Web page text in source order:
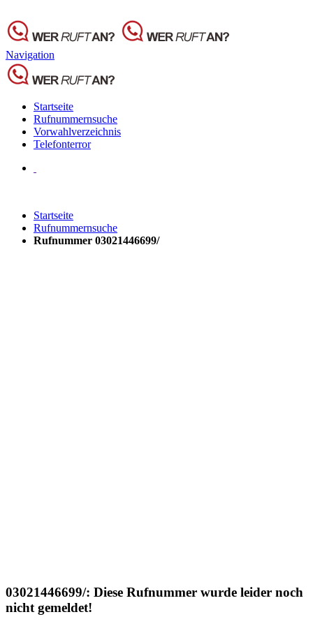
Navigation
Startseite
Rufnummernsuche
Vorwahlverzeichnis
Telefonterror
Startseite
Rufnummernsuche
Rufnummer 03021446699/
03021446699/: Diese Rufnummer wurde leider noch
nicht gemeldet!